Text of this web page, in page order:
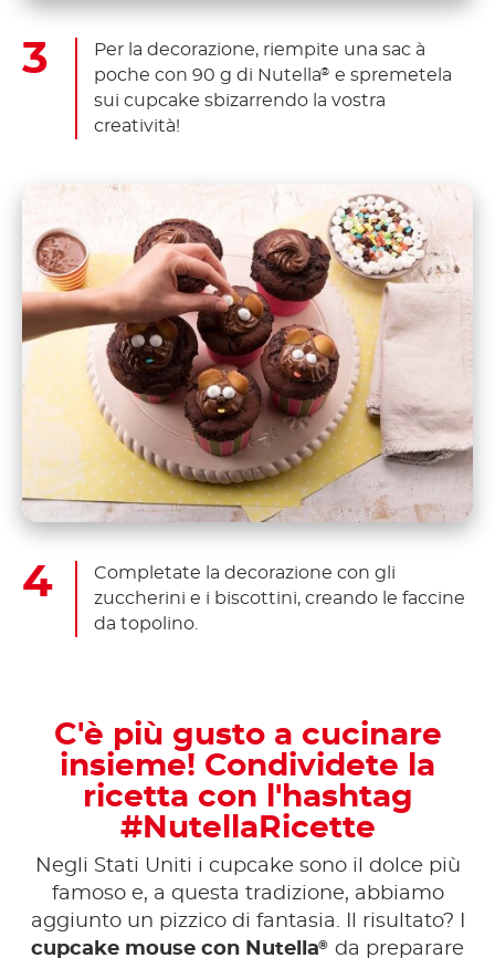
Per la decorazione, riempite una sac à
poche con 90 g di Nutella® e spremetela
sui cupcake sbizarrendo la vostra
creatività!
Completate la decorazione con gli
zuccherini e i biscottini, creando le faccine
da topolino.
C'è più gusto a cucinare
insieme! Condividete la
ricetta con l'hashtag
#NutellaRicette
Negli Stati Uniti i cupcake sono il dolce più
famoso e, a questa tradizione, abbiamo
aggiunto un pizzico di fantasia. Il risultato? I
cupcake mouse con Nutella® da preparare